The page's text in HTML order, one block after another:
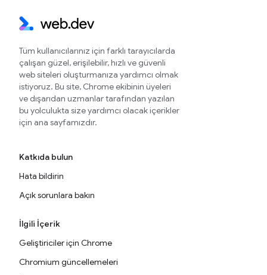
Tüm kullanıcılarınız için farklı tarayıcılarda
çalışan güzel, erişilebilir, hızlı ve güvenli
web siteleri oluşturmanıza yardımcı olmak
istiyoruz. Bu site, Chrome ekibinin üyeleri
ve dışarıdan uzmanlar tarafından yazılan
bu yolculukta size yardımcı olacak içerikler
için ana sayfamızdır.
Katkıda bulun
Hata bildirin
Açık sorunlara bakın
İlgili İçerik
Geliştiriciler için Chrome
Chromium güncellemeleri